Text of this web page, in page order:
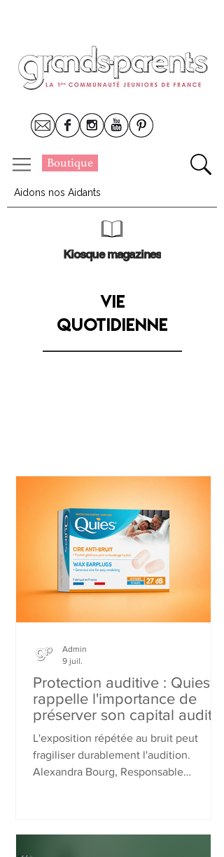
Boutique
Aidons nos Aidants
Kiosque magazines
Vie
Quotidienne
Protection auditive : Quies®
rappelle l'importance de
préserver son capital auditif
L'exposition répétée au bruit peut
fragiliser durablement l'audition.
Alexandra Bourg, Responsable
Admin
9 juil.